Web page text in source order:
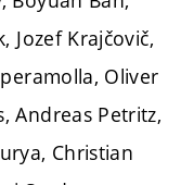
Jozef Krajčovič,
Oliver
Andreas Petritz,
Christian